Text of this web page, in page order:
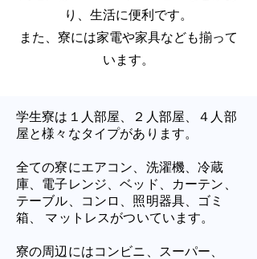
り、生活に便利です。
また、 寮には家電や家具なども揃って
います。
学生寮は１人部屋、２人部屋、４人部
屋と様々なタイプがあります。
​全ての寮にエアコン、洗濯機、冷蔵
庫、電子レンジ、ベッド、カーテン、
テーブル、コンロ、照明器具、ゴミ
箱、 マットレスがついています。
寮の周辺にはコンビニ、スーパー、